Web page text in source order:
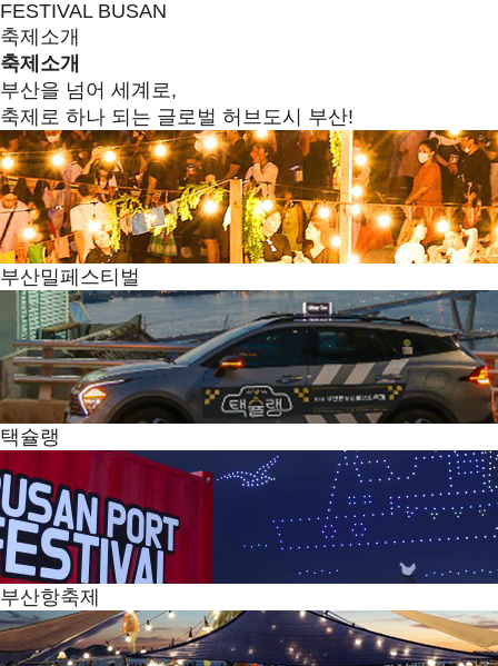
FESTIVAL BUSAN
축제소개
축제소개
부산을 넘어 세계로,
축제로 하나 되는 글로벌 허브도시 부산!
부산밀페스티벌
택슐랭
부산항축제